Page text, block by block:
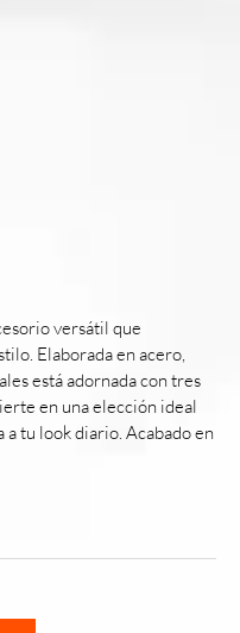
versátil que
Elaborada en acero,
está adornada con tres
en una elección ideal
tu look diario. Acabado en